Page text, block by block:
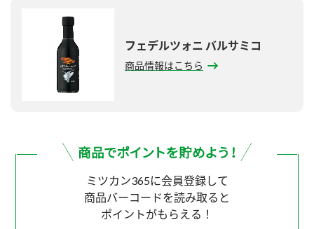
フェデルツォニ バルサミコ
商品情報はこちら
ミツカン365に会員登録して
商品バーコードを読み取ると
ポイントがもらえる！